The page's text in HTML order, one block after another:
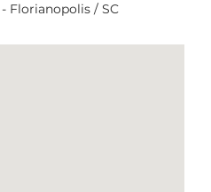
Florianopolis / SC